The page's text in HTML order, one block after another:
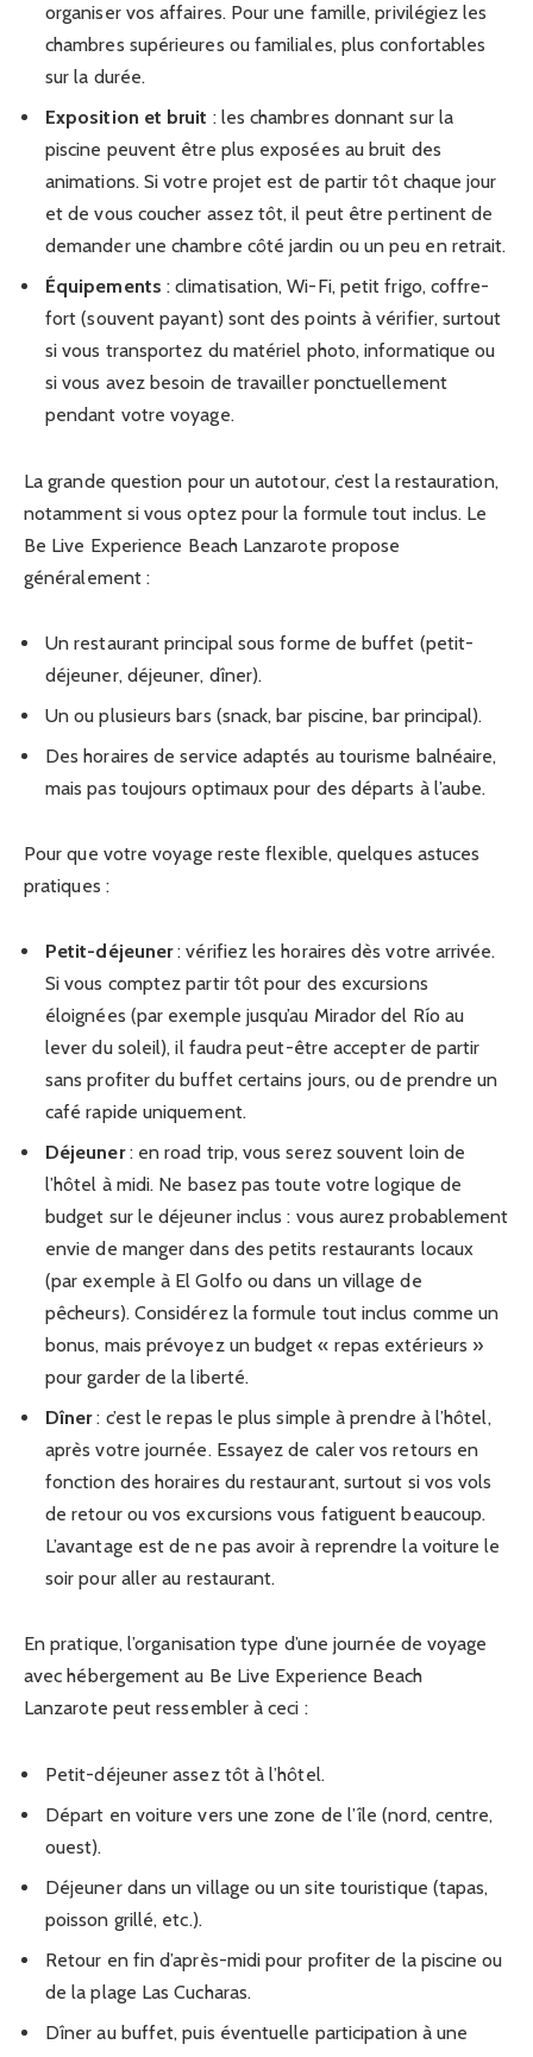
organiser vos affaires. Pour une famille, privilégiez les
chambres supérieures ou familiales, plus confortables
sur la durée.
Exposition et bruit : les chambres donnant sur la
piscine peuvent être plus exposées au bruit des
animations. Si votre projet est de partir tôt chaque jour
et de vous coucher assez tôt, il peut être pertinent de
demander une chambre côté jardin ou un peu en retrait.
Équipements : climatisation, Wi-Fi, petit frigo, coffre-
fort (souvent payant) sont des points à vérifier, surtout
si vous transportez du matériel photo, informatique ou
si vous avez besoin de travailler ponctuellement
pendant votre voyage.
La grande question pour un autotour, c’est la restauration,
notamment si vous optez pour la formule tout inclus. Le
Be Live Experience Beach Lanzarote propose
généralement :
Un restaurant principal sous forme de buffet (petit-
déjeuner, déjeuner, dîner).
Un ou plusieurs bars (snack, bar piscine, bar principal).
Des horaires de service adaptés au tourisme balnéaire,
mais pas toujours optimaux pour des départs à l’aube.
Pour que votre voyage reste flexible, quelques astuces
pratiques :
Petit-déjeuner: vérifiez les horaires dès votre arrivée.
Si vous comptez partir tôt pour des excursions
éloignées (par exemple jusqu’au Mirador del Río au
lever du soleil), il faudra peut-être accepter de partir
sans profiter du buffet certains jours, ou de prendre un
café rapide uniquement.
Déjeuner: en road trip, vous serez souvent loin de
l’hôtel à midi. Ne basez pas toute votre logique de
budget sur le déjeuner inclus : vous aurez probablement
envie de manger dans des petits restaurants locaux
(par exemple à El Golfo ou dans un village de
pêcheurs). Considérez la formule tout inclus comme un
bonus, mais prévoyez un budget « repas extérieurs »
pour garder de la liberté.
Dîner: c’est le repas le plus simple à prendre à l’hôtel,
après votre journée. Essayez de caler vos retours en
fonction des horaires du restaurant, surtout si vos vols
de retour ou vos excursions vous fatiguent beaucoup.
L’avantage est de ne pas avoir à reprendre la voiture le
soir pour aller au restaurant.
En pratique, l’organisation type d’une journée de voyage
avec hébergement au Be Live Experience Beach
Lanzarote peut ressembler à ceci :
Petit-déjeuner assez tôt à l’hôtel.
Départ en voiture vers une zone de l’île (nord, centre,
ouest).
Déjeuner dans un village ou un site touristique (tapas,
poisson grillé, etc.).
Retour en fin d’après-midi pour profiter de la piscine ou
de la plage Las Cucharas.
Dîner au buffet, puis éventuelle participation à une